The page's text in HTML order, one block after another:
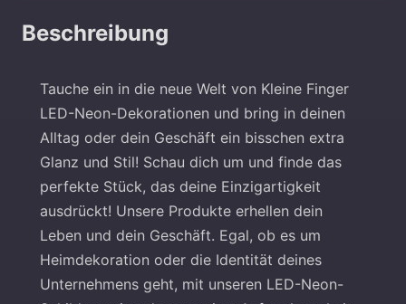
Beschreibung
Tauche ein in die neue Welt von Kleine Finger
LED-Neon-Dekorationen und bring in deinen
Alltag oder dein Geschäft ein bisschen extra
Glanz und Stil! Schau dich um und finde das
perfekte Stück, das deine Einzigartigkeit
ausdrückt! Unsere Produkte erhellen dein
Leben und dein Geschäft. Egal, ob es um
Heimdekoration oder die Identität deines
Unternehmens geht, mit unseren LED-Neon-